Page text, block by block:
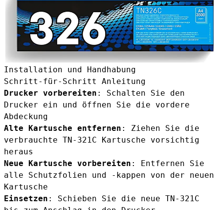
Installation und Handhabung
Schritt-für-Schritt Anleitung
Drucker vorbereiten : Schalten Sie den
Drucker ein und öffnen Sie die vordere
Abdeckung
Alte Kartusche entfernen : Ziehen Sie die
verbrauchte TN-321C Kartusche vorsichtig
heraus
Neue Kartusche vorbereiten : Entfernen Sie
alle Schutzfolien und -kappen von der neuen
Kartusche
Einsetzen : Schieben Sie die neue TN-321C